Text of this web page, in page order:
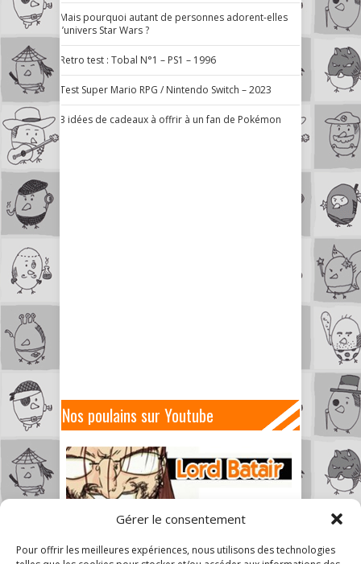
Gérer le consentement
Pour offrir les meilleures expériences, nous utilisons des technologies
Mais pourquoi autant de personnes adorent-elles
l’univers Star Wars ?
Retro test : Tobal N°1 – PS1 – 1996
Test Super Mario RPG / Nintendo Switch – 2023
3 idées de cadeaux à offrir à un fan de Pokémon
Nos poulains sur Youtube